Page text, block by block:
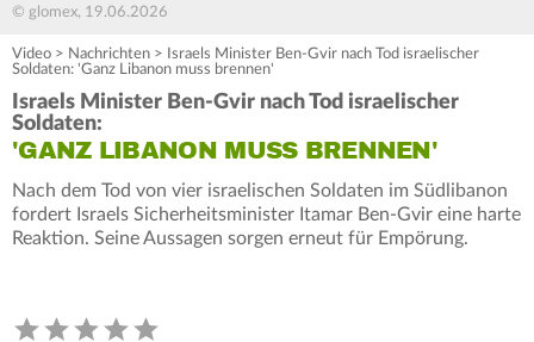
© glomex, 19.06.2026
Video > Nachrichten >
Israels Minister Ben-Gvir nach Tod israelischer
Soldaten: 'Ganz Libanon muss brennen'
Israels Minister Ben-Gvir nach Tod israelischer
Soldaten:
'GANZ LIBANON MUSS BRENNEN'
Nach dem Tod von vier israelischen Soldaten im Südlibanon
fordert Israels Sicherheitsminister Itamar Ben-Gvir eine harte
Reaktion. Seine Aussagen sorgen erneut für Empörung.